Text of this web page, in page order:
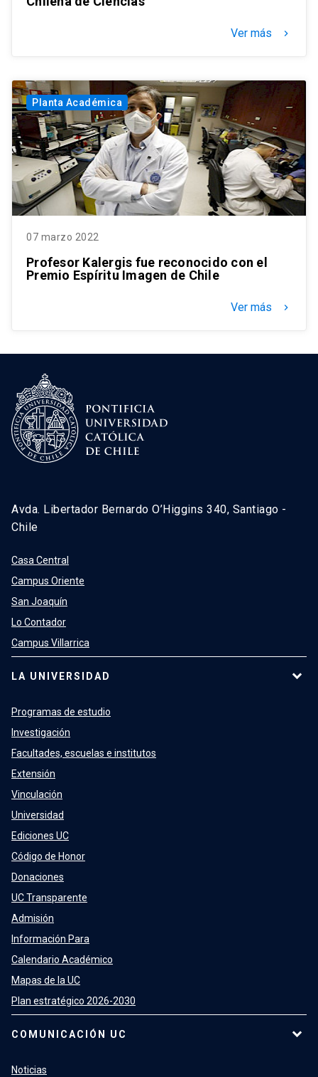
Ver más keyboard_arrow_right
Planta Académica
07 marzo 2022
Profesor Kalergis fue reconocido con el
Premio Espíritu Imagen de Chile
Ver más keyboard_arrow_right
Avda. Libertador Bernardo O’Higgins 340, Santiago -
Chile
Casa Central
Campus Oriente
San Joaquín
Lo Contador
Campus Villarrica
LA UNIVERSIDAD
Programas de estudio
Investigación
Facultades, escuelas e institutos
Extensión
Vinculación
Universidad
Ediciones UC
Código de Honor
Donaciones
UC Transparente
Admisión
Información Para
Calendario Académico
Mapas de la UC
Plan estratégico 2026-2030
COMUNICACIÓN UC
Noticias